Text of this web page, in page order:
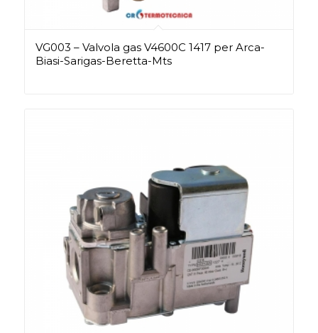
VG003 – Valvola gas V4600C 1417 per Arca-
Biasi-Sarigas-Beretta-Mts